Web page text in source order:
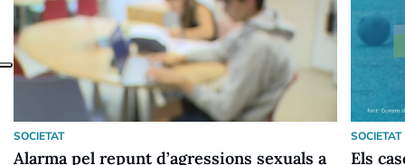
SOCIETAT
Alarma pel repunt d’agressions sexuals a
SOCIETAT
Els